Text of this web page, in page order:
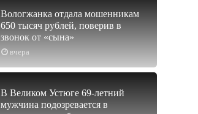
вчера
Вологжанка отдала мошенникам
650 тысяч рублей, поверив в
звонок от «сына»
В Великом Устюге 69-летний
мужчина подозревается в